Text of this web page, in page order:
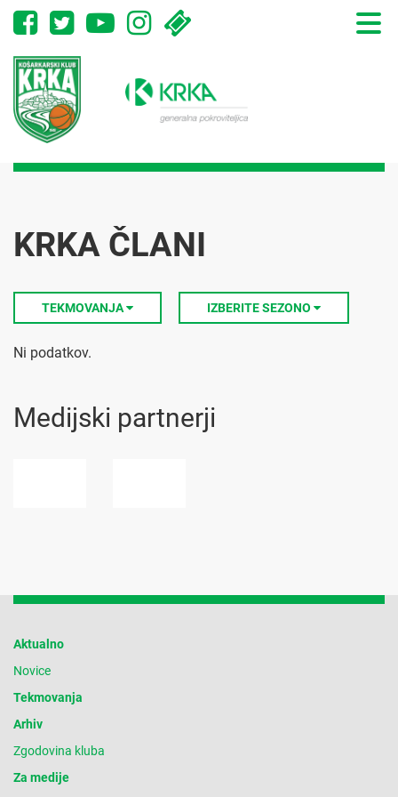
Toggle
KRKA ČLANI
TEKMOVANJA IZBERITE SEZONO
Ni podatkov.
Medijski partnerji
Aktualno
Novice
Tekmovanja
Arhiv
Zgodovina kluba
Za medije